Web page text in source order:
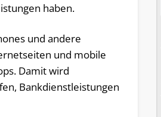
haben.
und andere
und mobile
Damit wird
Bankdienstleistungen